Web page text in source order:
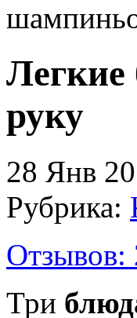
руку
28 Янв
Рубрика:
Отзывов:
Три